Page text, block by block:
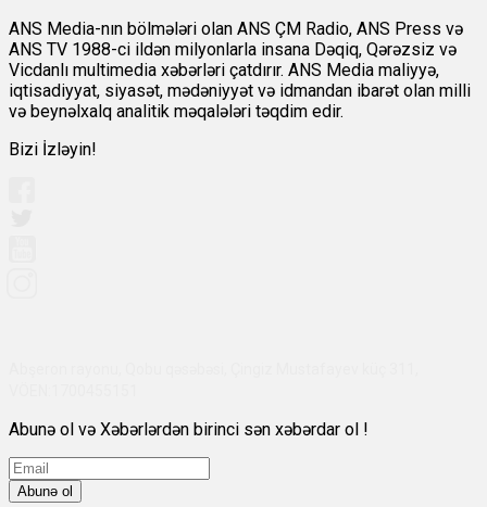
ANS Media-nın bölmələri olan ANS ÇM Radio, ANS Press və
ANS TV 1988-ci ildən milyonlarla insana Dəqiq, Qərəzsiz və
Vicdanlı multimedia xəbərləri çatdırır. ANS Media maliyyə,
iqtisadiyyat, siyasət, mədəniyyət və idmandan ibarət olan milli
və beynəlxalq analitik məqalələri təqdim edir.
Bizi İzləyin!
Abunə ol və Xəbərlərdən birinci sən xəbərdar ol !
Abunə ol